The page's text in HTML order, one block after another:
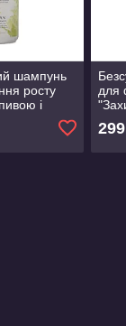
шампунь
росту
і
500 мл
для
299